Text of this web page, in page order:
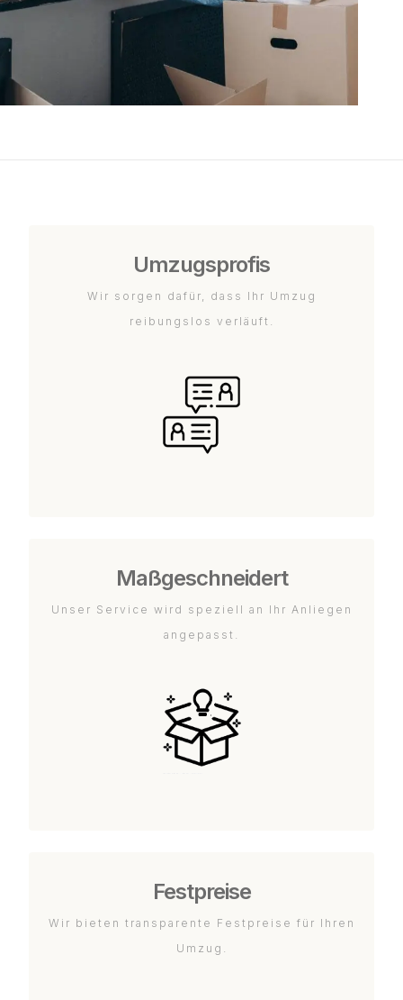
Umzugsprofis
Wir sorgen dafür, dass Ihr Umzug
reibungslos verläuft.
Maßgeschneidert
Unser Service wird speziell an Ihr Anliegen
angepasst.
Festpreise
Wir bieten transparente Festpreise für Ihren
Umzug.